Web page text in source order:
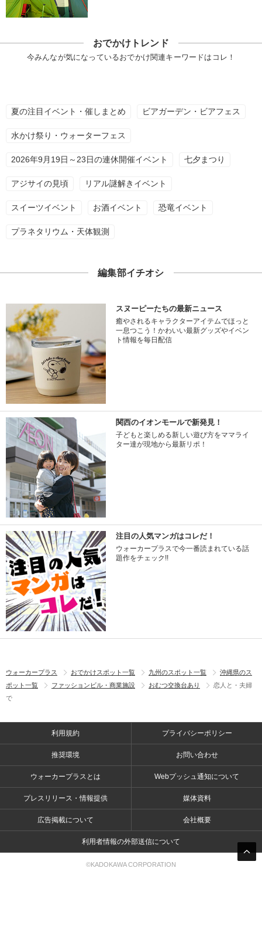
おでかけトレンド
今みんなが気になっているおでかけ関連キーワードはコレ！
夏の注目イベント・催しまとめ ビアガーデン・ビアフェス
水かけ祭り・ウォーターフェス
2026年9月19日～23日の連休開催イベント 七夕まつり
アジサイの見頃 リアル謎解きイベント
スイーツイベント お酒イベント 恐竜イベント
プラネタリウム・天体観測
編集部イチオシ
スヌーピーたちの最新ニュース
癒やされるキャラクターアイテムでほっと
一息つこう！かわいい最新グッズやイベン
ト情報を毎日配信
関西のイオンモールで新発見！
子どもと楽しめる新しい遊び方をママライ
ター達が現地から最新リポ！
注目の人気マンガはコレだ！
ウォーカープラスで今一番読まれている話
題作をチェック!!
ウォーカープラス おでかけスポット一覧 九州のスポット一覧
沖縄県のス
ポット一覧
ファッションビル・商業施設 おむつ交換台あり
恋人と・夫婦
で
利用規約 プライバシーポリシー
推奨環境 お問い合わせ
ウォーカープラスとは Webプッシュ通知について
プレスリリース・情報提供 媒体資料
広告掲載について 会社概要
利用者情報の外部送信について
©KADOKAWA CORPORATION